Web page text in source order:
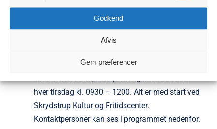
Godkend
Afvis
Gem præferencer
Det er også muligt at spille krolf som afvikles
Det er også muligt at få en gåtur rundt i vores
fine område i Skrydstrup man går ca. 5-10 km
hver tirsdag kl. 0930 – 1200. Alt er med start ved
Skrydstrup Kultur og Fritidscenter.
Kontaktpersoner kan ses i programmet nedenfor.